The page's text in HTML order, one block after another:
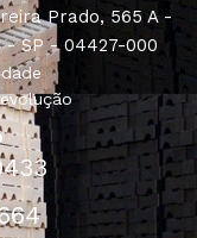
Prado, 565 A -
- SP - 04427-000